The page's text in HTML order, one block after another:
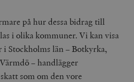
på hur dessa bidrag till
i olika kommuner. Vi kan visa
Stockholms län – Botkyrka,
– handlägger
som om den vore